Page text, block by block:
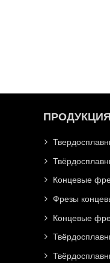
ПРОДУКЦИЯ
Концевые
Фрезы
Концевые